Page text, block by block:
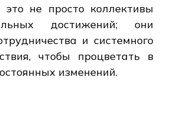
не просто коллективы
достижений; они
и системного
чтобы процветать в
изменений.